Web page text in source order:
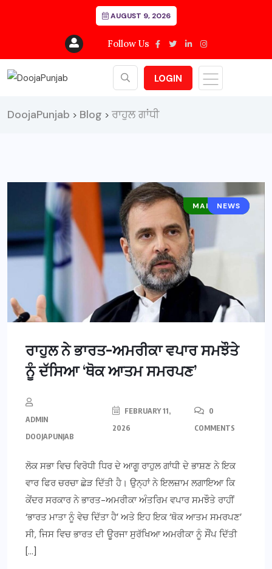
AUGUST 9, 2026
Follow Us
LOGIN
DoojaPunjab > Blog > ਰਾਹੁਲ ਗਾਂਧੀ
MAIN NEWS
NEWS
ਰਾਹੁਲ ਨੇ ਭਾਰਤ-ਅਮਰੀਕਾ ਵਪਾਰ ਸਮਝੌਤੇ
ਨੂੰ ਦੱਸਿਆ ‘ਥੋਕ ਆਤਮ ਸਮਰਪਣ’
ADMIN
DOOJAPUNJAB
FEBRUARY 11,
2026
0
COMMENTS
ਲੋਕ ਸਭਾ ਵਿਚ ਵਿਰੋਧੀ ਧਿਰ ਦੇ ਆਗੂ ਰਾਹੁਲ ਗਾਂਧੀ ਦੇ ਭਾਸ਼ਣ ਨੇ ਇਕ
ਵਾਰ ਫਿਰ ਚਰਚਾ ਛੇੜ ਦਿੱਤੀ ਹੈ। ਉਨ੍ਹਾਂ ਨੇ ਇਲਜ਼ਾਮ ਲਗਾਇਆ ਕਿ
ਕੇਂਦਰ ਸਰਕਾਰ ਨੇ ਭਾਰਤ-ਅਮਰੀਕਾ ਅੰਤਰਿਮ ਵਪਾਰ ਸਮਝੌਤੇ ਰਾਹੀਂ
‘ਭਾਰਤ ਮਾਤਾ ਨੂੰ ਵੇਚ ਦਿੱਤਾ ਹੈ’ ਅਤੇ ਇਹ ਇਕ ‘ਥੋਕ ਆਤਮ ਸਮਰਪਣ’
ਸੀ, ਜਿਸ ਵਿਚ ਭਾਰਤ ਦੀ ਊਰਜਾ ਸੁਰੱਖਿਆ ਅਮਰੀਕਾ ਨੂੰ ਸੌਂਪ ਦਿੱਤੀ
[…]